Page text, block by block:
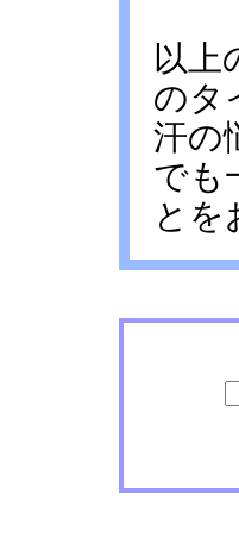
以上
のタ
汗の
でも
とを